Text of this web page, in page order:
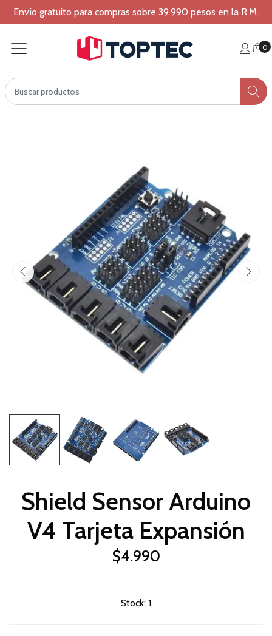
Envío gratuito para compras sobre 39.990 pesos en la R.M.
0
Shield Sensor Arduino
V4 Tarjeta Expansión
$4.990
Stock: 1